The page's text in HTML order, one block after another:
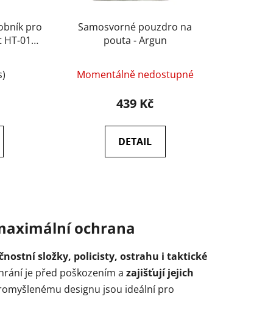
pro
01
Samosvorné pouzdro na
pouta - Argun
Momentálně nedostupné
439 Kč
DETAIL
ochrana
složky, policisty, ostrahu i taktické
je před poškozením a zajišťují jejich
designu jsou ideální pro